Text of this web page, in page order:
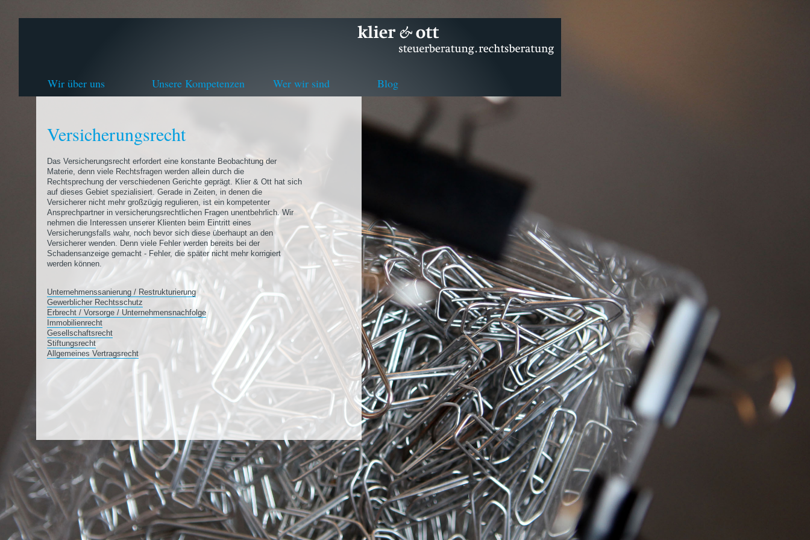
Wir über uns Unsere Kompetenzen Wer wir sind Blog
Versicherungsrecht
Das Versicherungsrecht erfordert eine konstante Beobachtung der
Materie, denn viele Rechtsfragen werden allein durch die
Rechtsprechung der verschiedenen Gerichte geprägt. Klier & Ott hat sich
auf dieses Gebiet spezialisiert. Gerade in Zeiten, in denen die
Versicherer nicht mehr großzügig regulieren, ist ein kompetenter
Ansprechpartner in versicherungsrechtlichen Fragen unentbehrlich. Wir
nehmen die Interessen unserer Klienten beim Eintritt eines
Versicherungsfalls wahr, noch bevor sich diese überhaupt an den
Versicherer wenden. Denn viele Fehler werden bereits bei der
Schadensanzeige gemacht - Fehler, die später nicht mehr korrigiert
werden können.
Unternehmenssanierung / Restrukturierung
Gewerblicher Rechtsschutz
Erbrecht / Vorsorge / Unternehmensnachfolge
Immobilienrecht
Gesellschaftsrecht
Stiftungsrecht
Allgemeines Vertragsrecht